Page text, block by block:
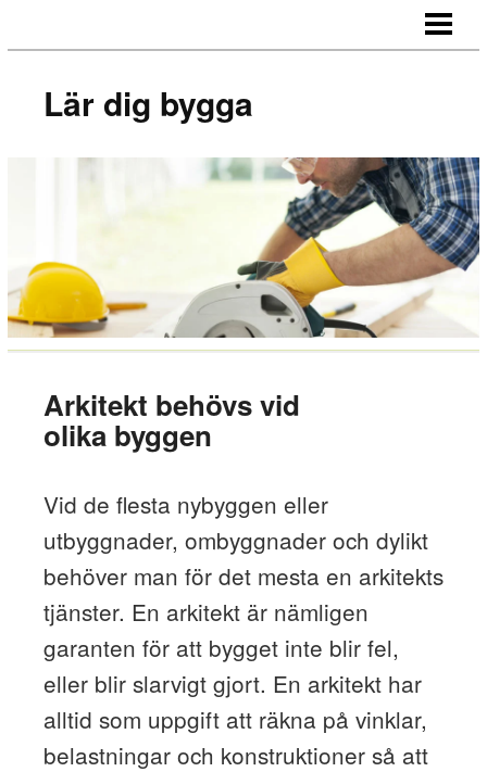
BYGG EGEN SÄNGGAVEL
BYGGA BORD AV LASTPALLAR
Lär dig bygga
Arkitekt behövs vid
olika byggen
Vid de flesta nybyggen eller
utbyggnader, ombyggnader och dylikt
behöver man för det mesta en arkitekts
tjänster. En arkitekt är nämligen
garanten för att bygget inte blir fel,
eller blir slarvigt gjort. En arkitekt har
alltid som uppgift att räkna på vinklar,
belastningar och konstruktioner så att